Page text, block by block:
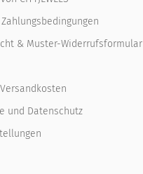
& Muster-Widerrufsformular
und Datenschutz